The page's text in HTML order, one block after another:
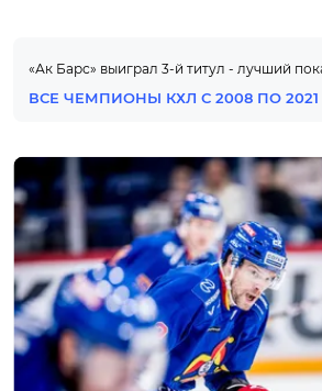
«Ак Барс» выиграл 3-й титул - лучший
ВСЕ ЧЕМПИОНЫ КХЛ С 2008 ПО